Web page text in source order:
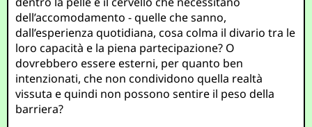
dell’accomodamento - quelle che sanno,
dall’esperienza quotidiana, cosa colma il divario tra le
loro capacità e la piena partecipazione? O
dovrebbero essere esterni, per quanto ben
intenzionati, che non condividono quella realtà
vissuta e quindi non possono sentire il peso della
barriera?